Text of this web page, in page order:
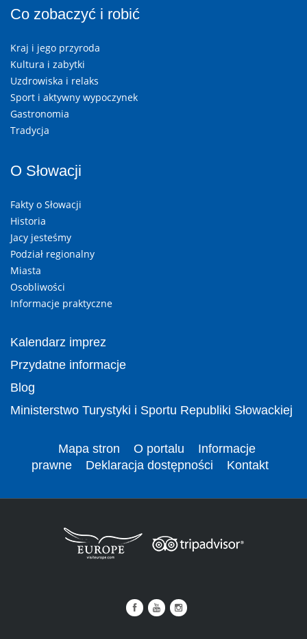
Co zobaczyć i robić
Kraj i jego przyroda
Kultura i zabytki
Uzdrowiska i relaks
Sport i aktywny wypoczynek
Gastronomia
Tradycja
O Słowacji
Fakty o Słowacji
Historia
Jacy jesteśmy
Podział regionalny
Miasta
Osobliwości
Informacje praktyczne
Kalendarz imprez
Przydatne informacje
Blog
Ministerstwo Turystyki i Sportu Republiki Słowackiej
Mapa stron O portalu
Informacje
prawne
Deklaracja dostępności Kontakt